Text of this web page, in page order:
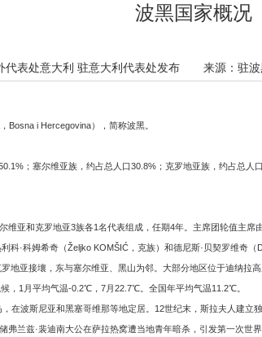
波黑国家概况
代表处意大利 驻意大利代表处发布 来源： 驻
Bosna i Hercegovina），简称波黑。
；塞尔维亚族，约占总人口30.8%；克罗地亚族，约占总
维亚和克罗地亚3族各1名代表组成，任期4年。主席团轮值主
科·科姆希奇（Željko KOMŠIĆ，克族）和德尼斯·贝契罗维奇（
地亚接壤，东与塞尔维亚、黑山为邻。大部分地区位于迪纳
，1月平均气温-0.2℃，7月22.7℃。全国年平均气温11.2℃。
在波斯尼亚和黑塞哥维那等地定居。12世纪末，斯拉夫人建
弗兰兹·裴迪南大公在萨拉热窝遭当地青年暗杀，引发第一次